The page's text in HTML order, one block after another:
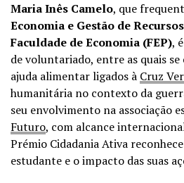
Maria Inês Camelo, que
Economia e Gestão de
Faculdade de Economia (FEP),
de voluntariado, entre as quais
ajuda alimentar ligados à Cruz
humanitária no contexto da
seu envolvimento na associação
Futuro, com alcance
Prémio Cidadania Ativa
estudante e o impacto das suas